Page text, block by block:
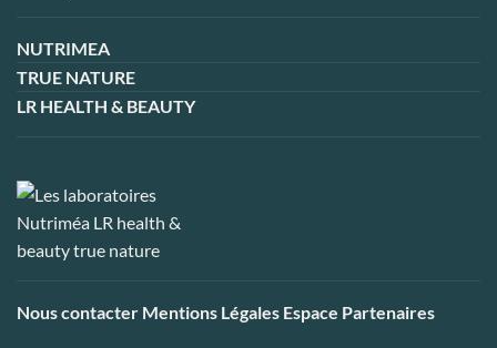
NUTRIMEA
TRUE NATURE
LR HEALTH & BEAUTY
Nous contacter Mentions Légales Espace Partenaires